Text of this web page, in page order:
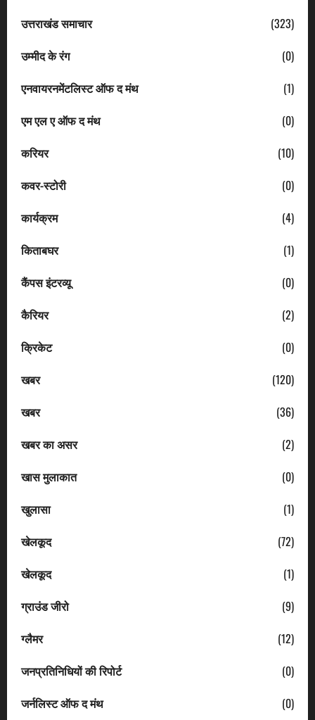
उत्तराखंड समाचार
(323)
उम्मीद के रंग
(0)
एनवायरनमेंटलिस्ट ऑफ द मंथ
(1)
एम एल ए ऑफ द मंथ
(0)
करियर
(10)
कवर-स्टोरी
(0)
कार्यक्रम
(4)
किताबघर
(1)
कैंपस इंटरव्यू
(0)
कैरियर
(2)
क्रिकेट
(0)
खबर
(120)
खबर
(36)
खबर का असर
(2)
खास मुलाकात
(0)
खुलासा
(1)
खेलकूद
(72)
खेलकूद
(1)
ग्राउंड जीरो
(9)
ग्लैमर
(12)
जनप्रतिनिधियों की रिपोर्ट
(0)
जर्नलिस्ट ऑफ द मंथ
(0)